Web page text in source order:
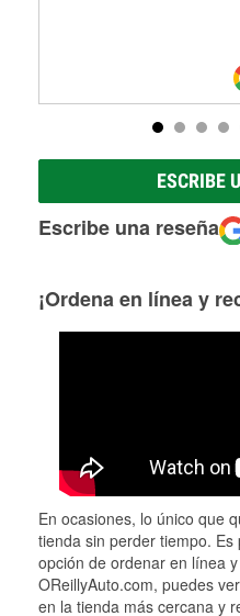
ESCRIBE
Escribe una reseña
¡Ordena en línea y
En ocasiones, lo único que
tienda sin perder tiempo.
opción de ordenar en línea
OReillyAuto.com, puedes
en la tienda más cercana y